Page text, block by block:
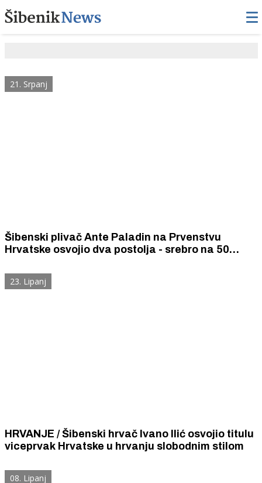
21. Srpanj
Šibenski plivač Ante Paladin na Prvenstvu
Hrvatske osvojio dva postolja - srebro na 50
23. Lipanj
HRVANJE / Šibenski hrvač Ivano Ilić osvojio titulu
viceprvak Hrvatske u hrvanju slobodnim stilom
08. Lipanj